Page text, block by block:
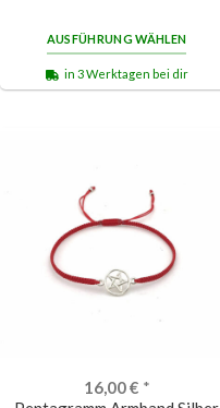
AUSFÜHRUNG WÄHLEN
in 3 Werktagen bei dir
16,00€ *